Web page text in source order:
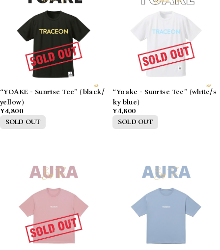
“YOAKE - Sunrise Tee” (black/
yellow)
¥4,800
SOLD OUT
“Yoake - Sunrise Tee” (white/s
ky blue)
¥4,800
SOLD OUT